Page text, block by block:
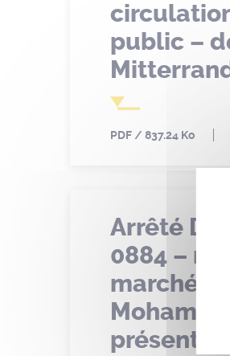
public –
PDF 837.24 Ko
Arrêté
0884 –
marché
présent